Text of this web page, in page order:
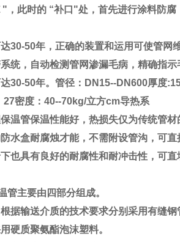
，此时的 “补口"处，首先进行涂料防腐
50年，正确的装置和运用可使管网维
，自动检测管网渗漏毛病，精确指示
50年。管径：DN15--DN600厚度
密度：40--70kg/立方cm导热系
管保温性能好，热损失仅为传统管材
盒耐腐烛才能，不需附设管沟，可直
具有良好的耐腐性和耐冲击性，可直
管主要由四部分组成。
据输送介质的技术要求分别采用有缝钢
硬质聚氨酯泡沫塑料。